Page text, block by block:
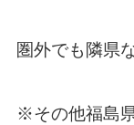
圏外でも隣県
※その他福島